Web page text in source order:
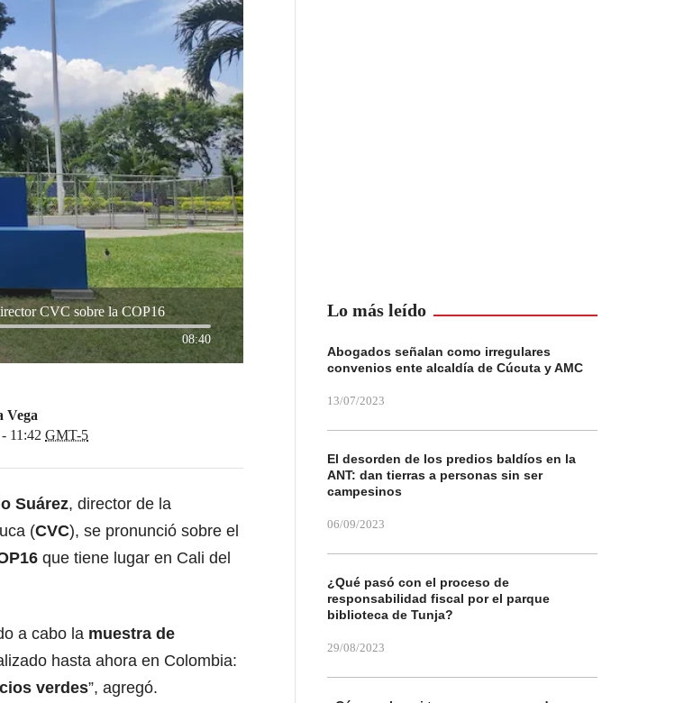
CVC sobre la COP16
08:40
Vega
11:42 GMT-5
Suárez, director de la
(CVC), se pronunció sobre el
que tiene lugar en Cali del
a cabo la muestra de
hasta ahora en Colombia:
verdes”, agregó.
Lo más leído
Abogados señalan como irregulares
convenios ente alcaldía de Cúcuta y AMC
13/07/2023
El desorden de los predios baldíos en la
ANT: dan tierras a personas sin ser
campesinos
06/09/2023
¿Qué pasó con el proceso de
responsabilidad fiscal por el parque
biblioteca de Tunja?
29/08/2023